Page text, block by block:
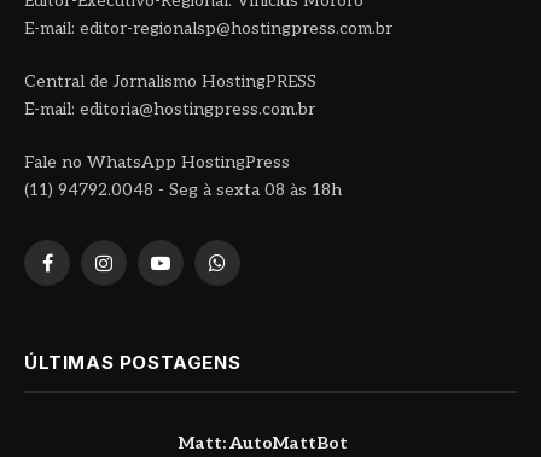
E-mail: editor-regionalsp@hostingpress.com.br
Central de Jornalismo HostingPRESS
E-mail: editoria@hostingpress.com.br
Fale no WhatsApp HostingPress
(11) 94792.0048 - Seg à sexta 08 às 18h
FacebookInstagramYouTubeWhatsApp
ÚLTIMAS POSTAGENS
Matt: AutoMattBot